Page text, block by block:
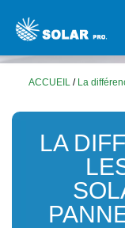
ACCUEIL / La
LA